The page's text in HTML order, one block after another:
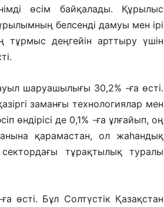
өсім байқалады. Құрылыс
белсенді дамуы мен ірі
деңгейін арттыру үшін
шаруашылығы 30,2% -ға өсті.
заманғы технологиялар мен
өндірісі де 0,1% -ға ұлғайып, оң
қарамастан, ол жаһандық
тұрақтылық туралы
өсті. Бұл Солтүстік Қазақстан